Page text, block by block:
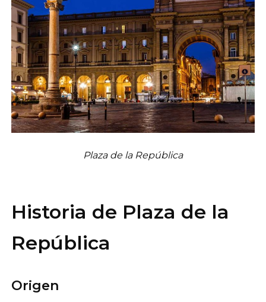
Plaza de la República
Historia de Plaza de la
República
Origen